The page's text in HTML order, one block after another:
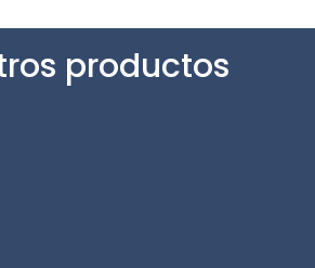
productos